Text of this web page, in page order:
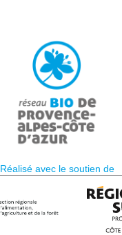
Réalisé avec le soutien de